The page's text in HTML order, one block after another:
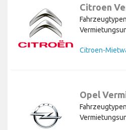
Citroen
Citroen-
Opel